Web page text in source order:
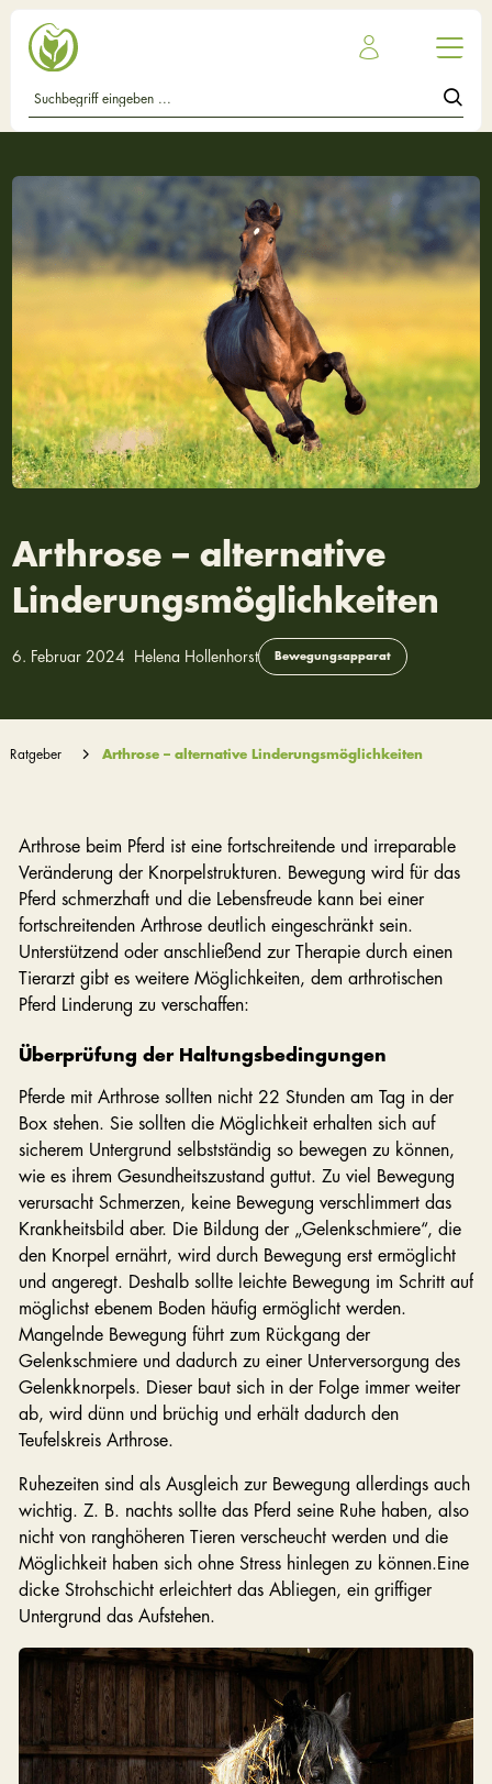
Arthrose – alternative
Linderungsmöglichkeiten
6. Februar 2024 Helena Hollenhorst Bewegungsapparat
Ratgeber Arthrose – alternative Linderungsmöglichkeiten
Arthrose beim Pferd ist eine fortschreitende und irreparable
Veränderung der Knorpelstrukturen. Bewegung wird für das
Pferd schmerzhaft und die Lebensfreude kann bei einer
fortschreitenden Arthrose deutlich eingeschränkt sein.
Unterstützend oder anschließend zur Therapie durch einen
Tierarzt gibt es weitere Möglichkeiten, dem arthrotischen
Pferd Linderung zu verschaffen:
Überprüfung der Haltungsbedingungen
Pferde mit Arthrose sollten nicht 22 Stunden am Tag in der
Box stehen. Sie sollten die Möglichkeit erhalten sich auf
sicherem Untergrund selbstständig so bewegen zu können,
wie es ihrem Gesundheitszustand guttut. Zu viel Bewegung
verursacht Schmerzen, keine Bewegung verschlimmert das
Krankheitsbild aber. Die Bildung der „Gelenkschmiere“, die
den Knorpel ernährt, wird durch Bewegung erst ermöglicht
und angeregt. Deshalb sollte leichte Bewegung im Schritt auf
möglichst ebenem Boden häufig ermöglicht werden.
Mangelnde Bewegung führt zum Rückgang der
Gelenkschmiere und dadurch zu einer Unterversorgung des
Gelenkknorpels. Dieser baut sich in der Folge immer weiter
ab, wird dünn und brüchig und erhält dadurch den
Teufelskreis Arthrose.
Ruhezeiten sind als Ausgleich zur Bewegung allerdings auch
wichtig. Z. B. nachts sollte das Pferd seine Ruhe haben, also
nicht von ranghöheren Tieren verscheucht werden und die
Möglichkeit haben sich ohne Stress hinlegen zu können.Eine
dicke Strohschicht erleichtert das Abliegen, ein griffiger
Untergrund das Aufstehen.